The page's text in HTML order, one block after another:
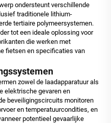
ondersteunt verschillende
traditionele lithium-
tertiaire polymeersystemen.
tot een ideale oplossing voor
die werken met
fietsen en specificaties van
zowel de laadapparatuur als
elektrische gevaren en
beveiligingscircuits monitoren
en temperatuurcondities, en
potentieel gevaarlijke